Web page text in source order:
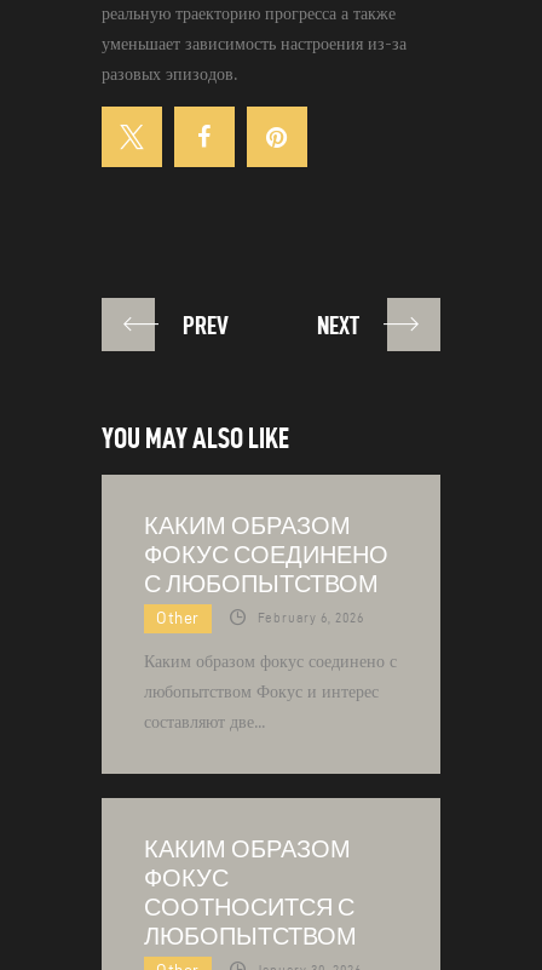
реальную траекторию прогресса а также
уменьшает зависимость настроения из-за
разовых эпизодов.
PREV NEXT
YOU MAY ALSO LIKE
КАКИМ ОБРАЗОМ
ФОКУС СОЕДИНЕНО
С ЛЮБОПЫТСТВОМ
Other February 6, 2026
Каким образом фокус соединено с
любопытством Фокус и интерес
составляют две…
КАКИМ ОБРАЗОМ
ФОКУС
СООТНОСИТСЯ С
ЛЮБОПЫТСТВОМ